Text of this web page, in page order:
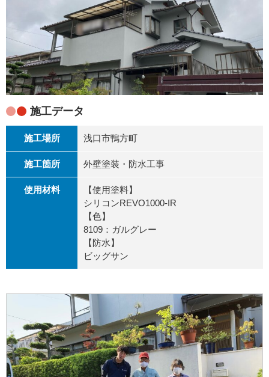
施工データ
施工場所 浅口市鴨方町
施工箇所 外壁塗装・防水工事
使用材料
【使用塗料】
シリコンREVO1000-IR
【色】
8109：ガルグレー
【防水】
ビッグサン